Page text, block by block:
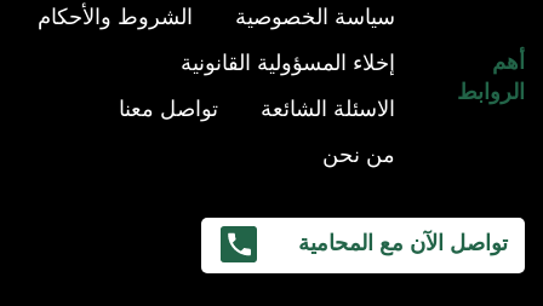
أهم
الروابط
سياسة الخصوصية
الشروط والأحكام
إخلاء المسؤولية القانونية
الاسئلة الشائعة
تواصل معنا
من نحن
تواصل الآن مع المحامية